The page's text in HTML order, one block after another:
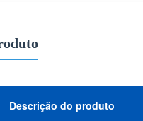
Descrição do produto